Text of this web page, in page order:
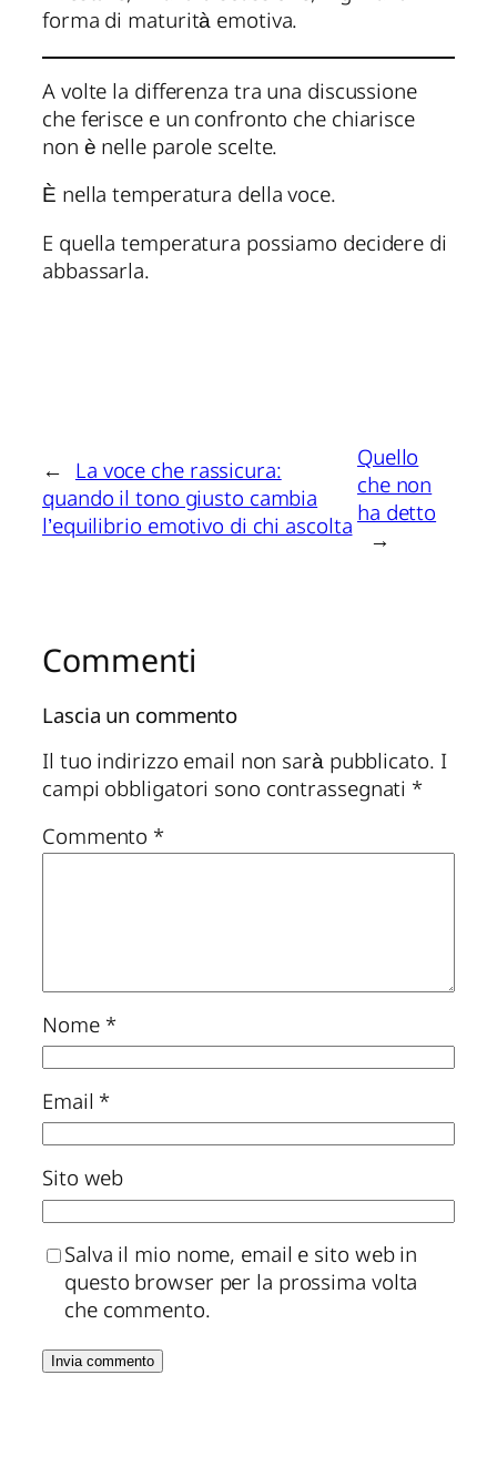
forma di maturità emotiva.
A volte la differenza tra una discussione
che ferisce e un confronto che chiarisce
non è nelle parole scelte.
È nella temperatura della voce.
E quella temperatura possiamo decidere di
abbassarla.
← La voce che rassicura:
quando il tono giusto cambia
l’equilibrio emotivo di chi ascolta
Quello
che non
ha detto
→
Commenti
Lascia un commento
Il tuo indirizzo email non sarà pubblicato. I
campi obbligatori sono contrassegnati *
Commento *
Nome *
Email *
Sito web
Salva il mio nome, email e sito web in
questo browser per la prossima volta
che commento.